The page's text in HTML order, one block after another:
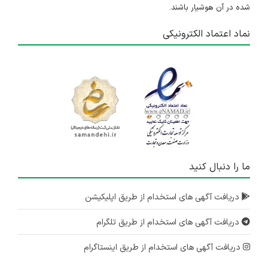
شده در آن هوشیار باشند.
نماد اعتماد الکترونیکی
ما را دنبال کنید
دریافت آگهی های استخدام از طریق اپلیکیشن
دریافت آگهی های استخدام از طریق تلگرام
دریافت آگهی های استخدام از طریق اینستاگرام